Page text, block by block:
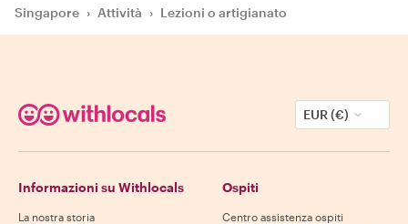
Singapore › Attività › Lezioni o artigianato
EUR (€)
Informazioni su Withlocals
La nostra storia
Ospiti
Centro assistenza ospiti